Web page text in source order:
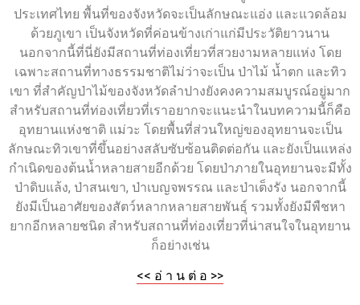
ประเทศไทย พื้นที่ของจังหวัดจะเป็นลักษณะแอ่ง และแวดล้อม
ด้วยภูเขา เป็นจังหวัดที่ค่อนข้างเก่าแก่มีประวัติยาวนาน
นอกจากนี้ที่นี่ยังมีสถานที่ท่องเที่ยวที่สวยงามหลายแห่ง โดย
เฉพาะสถานที่ทางธรรมชาติไม่ว่าจะเป็น ป่าไม้ น้ำตก และทิว
เขา ที่สำคัญป่าไม้ของจังหวัดลำปางยังคงความสมบูรณ์อยู่มาก
สำหรับสถานที่ท่องเที่ยวที่เราอยากจะแนะนำในบทความนี้ก็คือ
อุทยานแห่งชาติ แม่วะ โดยพื้นที่ส่วนใหญ่ของอุทยานจะเป็น
ลักษณะทิวเขาที่ขึ้นอย่างสลับซับซ้อนติดต่อกัน และยังเป็นแหล่ง
กำเนิดของต้นน้ำหลายสายอีกด้วย โดยป่าภายในอุทยานจะมีทั้ง
ป่าดิบแล้ง, ป่าสนเขา, ป่าเบญจพรรณ และป่าเต็งรัง นอกจากนี้
ยังมีเป็นอาศัยของสัตว์หลากหลายสายพันธุ์ รวมทั้งยังมีพืชหา
ยากอีกหลายชนิด สำหรับสถานที่ท่องเที่ยวที่น่าสนใจในอุทยาน
ก็อย่างเช่น
<< อ่ า น ต่ อ >>